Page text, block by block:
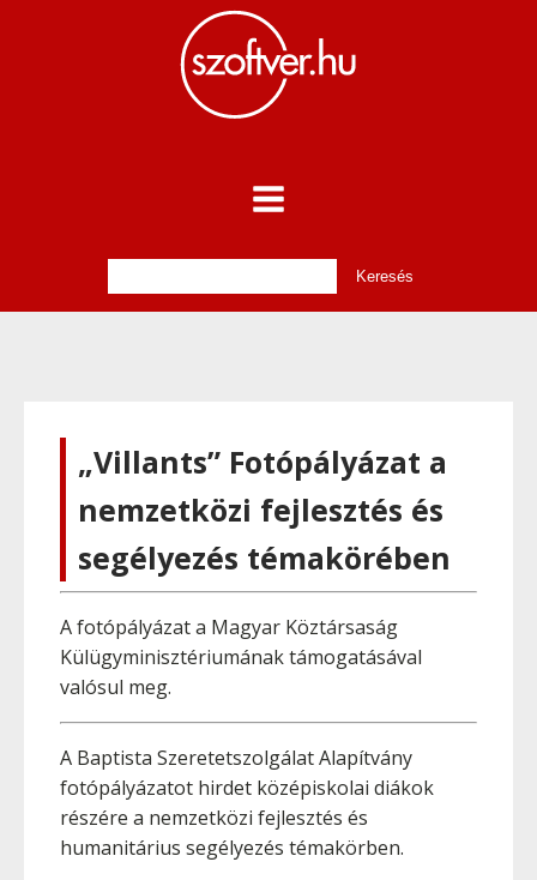
„Villants” Fotópályázat a
nemzetközi fejlesztés és
segélyezés témakörében
A fotópályázat a Magyar Köztársaság
Külügyminisztériumának támogatásával
valósul meg.
A Baptista Szeretetszolgálat Alapítvány
fotópályázatot hirdet középiskolai diákok
részére a nemzetközi fejlesztés és
humanitárius segélyezés témakörben.